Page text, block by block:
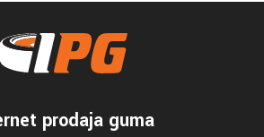
prodaja guma